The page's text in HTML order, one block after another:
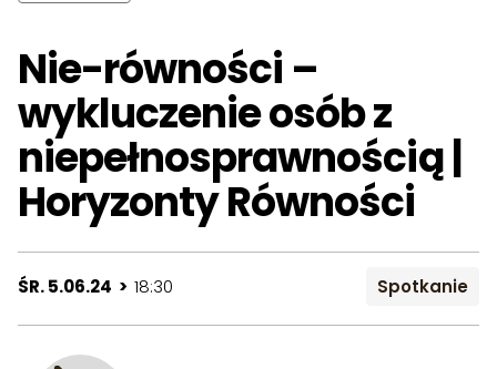
Nie-równości –
wykluczenie osób z
niepełnosprawnością |
Horyzonty Równości
ŚR. 5.06.24 > 18:30 Spotkanie